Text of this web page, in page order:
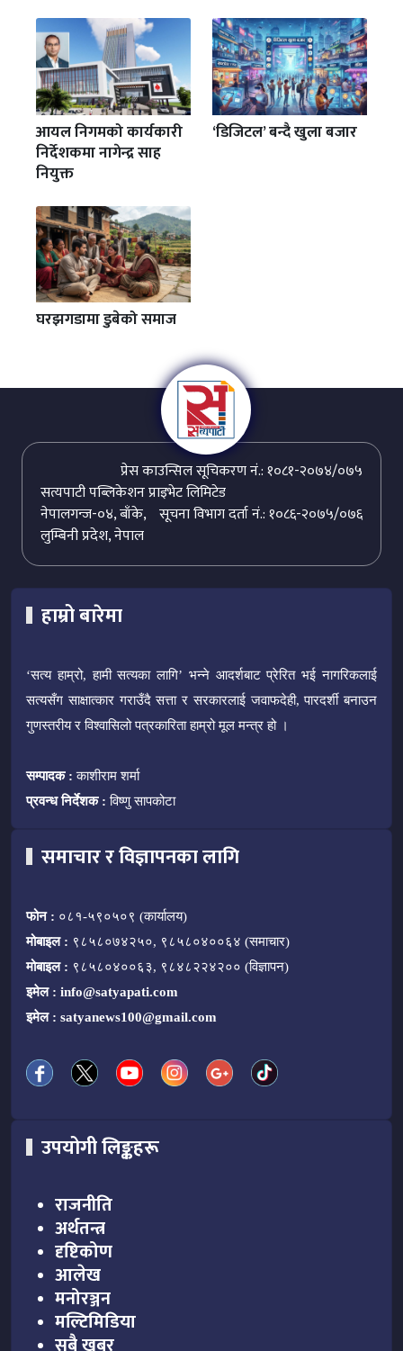
आयल निगमको कार्यकारी
निर्देशकमा नागेन्द्र साह
नियुक्त
‘डिजिटल’ बन्दै खुला बजार
घरझगडामा डुबेको समाज
प्रेस काउन्सिल सूचिकरण नं.: १०८१-२०७४/०७५
सत्यपाटी पब्लिकेशन प्राइभेट लिमिटेड
सूचना विभाग दर्ता नं.: १०८६-२०७५/०७६
नेपालगन्ज-०४, बाँके,
लुम्बिनी प्रदेश, नेपाल
हाम्रो बारेमा
‘सत्य हाम्रो, हामी सत्यका लागि’ भन्ने आदर्शबाट प्रेरित भई नागरिकलाई
सत्यसँग साक्षात्कार गराउँदै सत्ता र सरकारलाई जवाफदेही, पारदर्शी बनाउन
गुणस्तरीय र विश्वासिलो पत्रकारिता हाम्रो मूल मन्त्र हो ।
सम्पादक : काशीराम शर्मा
प्रवन्ध निर्देशक : विष्णु सापकोटा
समाचार र विज्ञापनका लागि
फोन : ०८१-५९०५०९ (कार्यालय)
मोबाइल : ९८५८०७४२५०, ९८५८०४००६४ (समाचार)
मोबाइल : ९८५८०४००६३, ९८४८२२४२०० (विज्ञापन)
इमेल : info@satyapati.com
इमेल : satyanews100@gmail.com
उपयोगी लिङ्कहरू
राजनीति
अर्थतन्त्र
दृष्टिकोण
आलेख
मनोरञ्जन
मल्टिमिडिया